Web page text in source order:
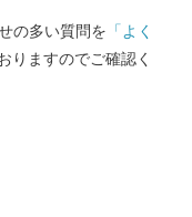
の多い質問を 「よく
りますのでご確認く